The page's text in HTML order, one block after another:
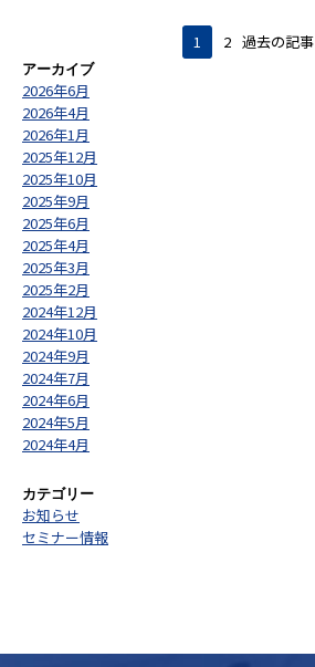
アーカイブ
2026年6月
2026年4月
2026年1月
2025年12月
2025年10月
2025年9月
2025年6月
2025年4月
2025年3月
2025年2月
2024年12月
2024年10月
2024年9月
2024年7月
2024年6月
2024年5月
2024年4月
カテゴリー
お知らせ
セミナー情報
1 2 過去の記事